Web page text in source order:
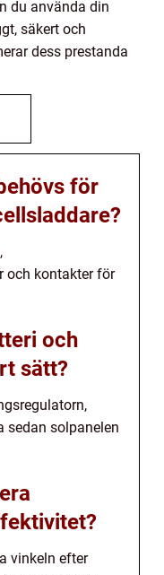
du använda din
säkert och
dess prestanda
för
och kontakter för
och
sätt?
sedan solpanelen
vinkeln efter